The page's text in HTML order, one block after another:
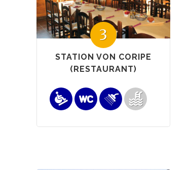
3
STATION VON CORIPE
(RESTAURANT)